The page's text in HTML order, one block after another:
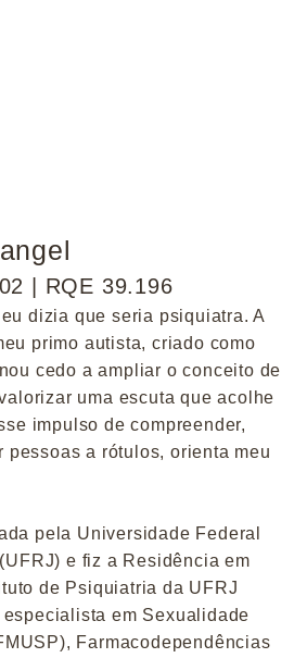
| RQE 39.196
dizia que seria psiquiatra. A
primo autista, criado como
cedo a ampliar o conceito de
uma escuta que acolhe
impulso de compreender,
pessoas a rótulos, orienta meu
pela Universidade Federal
e fiz a Residência em
de Psiquiatria da UFRJ
em Sexualidade
Farmacodependências